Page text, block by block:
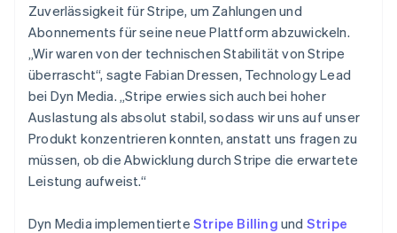
Zuverlässigkeit für Stripe, um Zahlungen und
Abonnements für seine neue Plattform abzuwickeln.
„Wir waren von der technischen Stabilität von Stripe
überrascht“, sagte Fabian Dressen, Technology Lead
bei Dyn Media. „Stripe erwies sich auch bei hoher
Auslastung als absolut stabil, sodass wir uns auf unser
Produkt konzentrieren konnten, anstatt uns fragen zu
müssen, ob die Abwicklung durch Stripe die erwartete
Leistung aufweist.“
Dyn Media implementierte Stripe Billing und Stripe